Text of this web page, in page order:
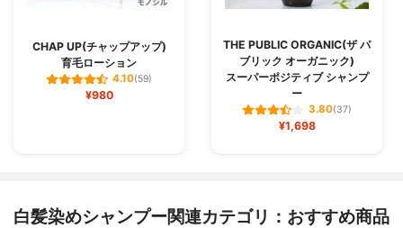
CHAP UP(チャップアップ)
育毛ローション
4.10(59)
¥980
THE PUBLIC ORGANIC(ザ パ
ブリック オーガニック)
スーパーポジティブ シャンプ
ー
3.80(37)
¥1,698
白髪染めシャンプー関連カテゴリ：おすすめ商品